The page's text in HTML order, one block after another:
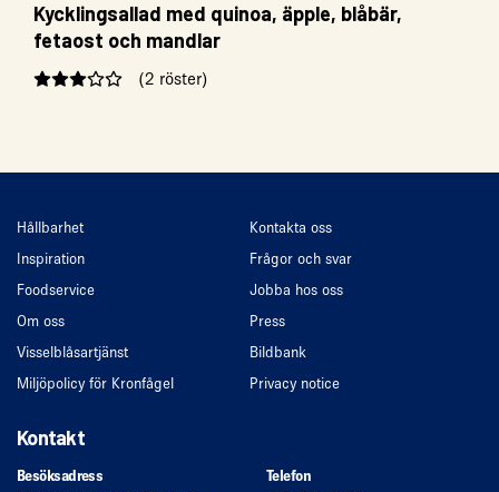
Kycklingsallad med quinoa, äpple, blåbär,
fetaost och mandlar
(2 röster)
Hållbarhet
Inspiration
Foodservice
Om oss
Visselblåsartjänst
Miljöpolicy för Kronfågel
Kontakta oss
Frågor och svar
Jobba hos oss
Press
Bildbank
Privacy notice
Kontakt
Besöksadress
Telefon